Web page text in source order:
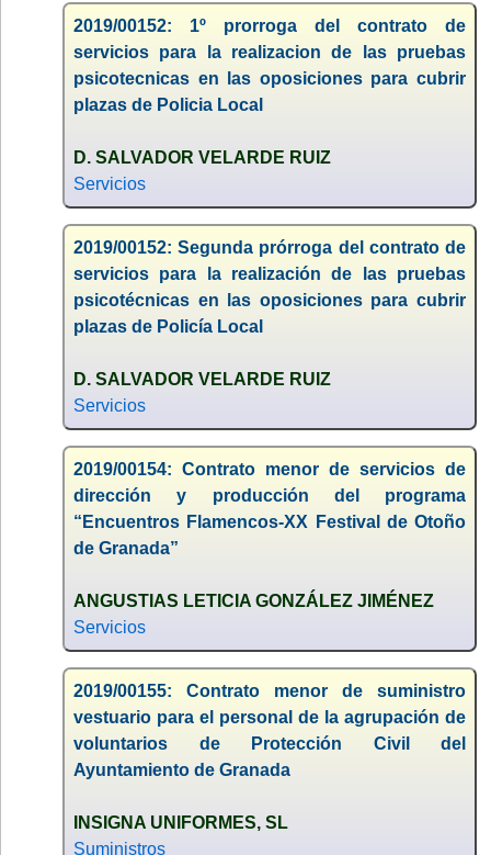
2019/00152: 1º prorroga del contrato de
servicios para la realizacion de las pruebas
psicotecnicas en las oposiciones para cubrir
plazas de Policia Local
D. SALVADOR VELARDE RUIZ
Servicios
2019/00152: Segunda prórroga del contrato de
servicios para la realización de las pruebas
psicotécnicas en las oposiciones para cubrir
plazas de Policía Local
D. SALVADOR VELARDE RUIZ
Servicios
2019/00154: Contrato menor de servicios de
dirección y producción del programa
“Encuentros Flamencos-XX Festival de Otoño
de Granada”
ANGUSTIAS LETICIA GONZÁLEZ JIMÉNEZ
Servicios
2019/00155: Contrato menor de suministro
vestuario para el personal de la agrupación de
voluntarios de Protección Civil del
Ayuntamiento de Granada
INSIGNA UNIFORMES, SL
Suministros